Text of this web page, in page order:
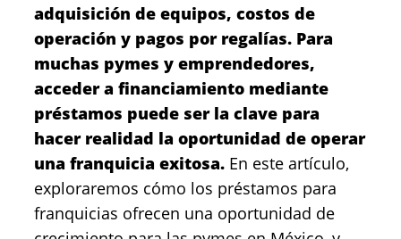
adquisición de equipos, costos de
operación y pagos por regalías. Para
muchas pymes y emprendedores,
acceder a financiamiento mediante
préstamos puede ser la clave para
hacer realidad la oportunidad de operar
una franquicia exitosa. En este artículo,
exploraremos cómo los préstamos para
franquicias ofrecen una oportunidad de